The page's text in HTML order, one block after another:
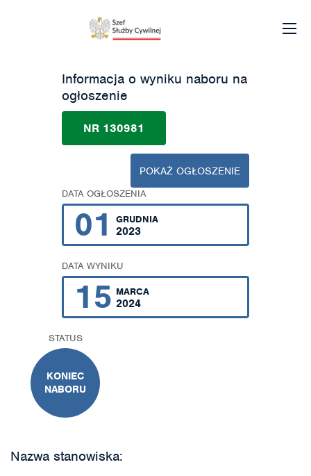
Informacja o wyniku naboru na
ogłoszenie
NR 130981
POKAŻ OGŁOSZENIE
DATA OGŁOSZENIA
01 GRUDNIA
2023
DATA WYNIKU
15 MARCA
2024
STATUS
KONIEC
NABORU
Nazwa stanowiska: